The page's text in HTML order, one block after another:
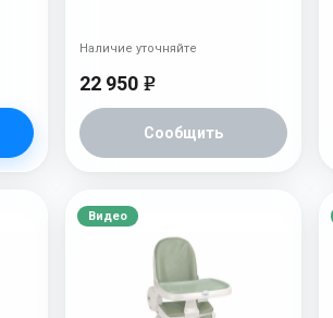
22 950 e
Сообщить
Наличие уточняйте
Видео